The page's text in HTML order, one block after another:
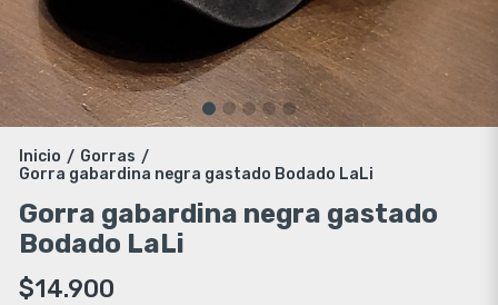
Inicio / Gorras /
Gorra gabardina negra gastado Bodado LaLi
Gorra gabardina negra gastado
Bodado LaLi
$14.900